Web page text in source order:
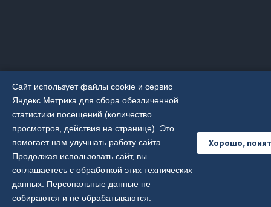
Сайт использует файлы cookie и сервис
Яндекс.Метрика для сбора обезличенной
статистики посещений (количество
просмотров, действия на странице). Это
помогает нам улучшать работу сайта.
Продолжая использовать сайт, вы
соглашаетесь с обработкой этих технических
данных. Персональные данные не
собираются и не обрабатываются.
Хорошо,